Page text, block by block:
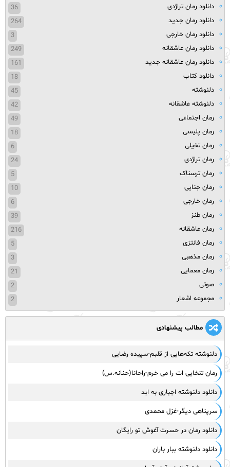
دانلود رمان تراژدی
36
دانلود رمان جدید
264
دانلود رمان خارجی
3
دانلود رمان عاشقانه
249
دانلود رمان عاشقانه جدید
161
دانلود کتاب
18
دلنوشته
45
دلنوشته عاشقانه
42
رمان اجتماعی
49
رمان پلیسی
18
رمان تخیلی
6
رمان تراژدی
24
رمان ترسناک
5
رمان جنایی
10
رمان خارجی
6
رمان طنز
39
رمان عاشقانه
216
رمان فانتزی
5
رمان مذهبی
3
رمان معمایی
21
صوتی
2
مجموعه اشعار
2
مطالب پیشنهادی
دلنوشته تکه‌هایی از قلبم-سپیده رضایی
رمان تنخایی ات را می خرم-راحانا(حنانه.س)
دانلود دلنوشته اجباری به ابد
سرپناهی دیگر-غزل محمدی
دانلود رمان در حسرت آغوش تو رایگان
دانلود دلنوشته ببار باران